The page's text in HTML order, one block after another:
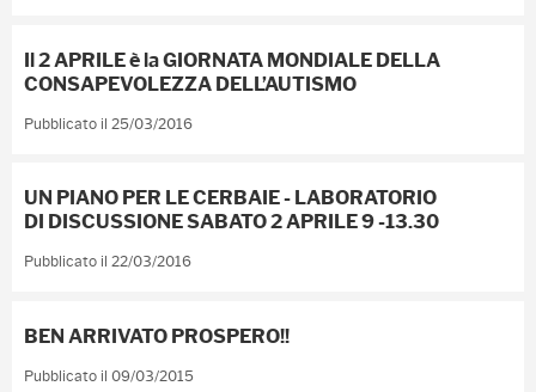
Il 2 APRILE è la GIORNATA MONDIALE DELLA
CONSAPEVOLEZZA DELL’AUTISMO
Pubblicato il 25/03/2016
UN PIANO PER LE CERBAIE - LABORATORIO
DI DISCUSSIONE SABATO 2 APRILE 9 -13.30
Pubblicato il 22/03/2016
BEN ARRIVATO PROSPERO!!
Pubblicato il 09/03/2015